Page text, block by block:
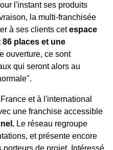
l'instant ses produits
la multi-franchisée
à ses clients cetespace
86 places et une
ouverture, ce sont
qui seront alors au
et à l'international
une franchise accessible
Le réseau regroupe
et présente encore